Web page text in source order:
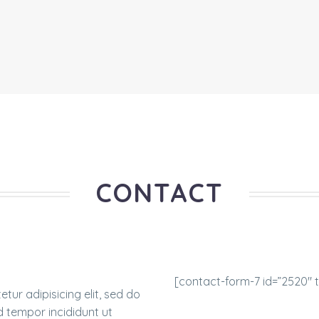
CONTACT
adipisicing elit, sed do
tempor incididunt ut
[contact-form-7 id=”2520″